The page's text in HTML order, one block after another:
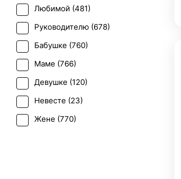
Пасха (41
Первое свидание (762
Последний звонок (
Рождение ребенка (
Рождество (107
Свадьба (13)
Татьянин день (
Любимой (481)
Руководителю (678)
Бабушке (760)
Маме (766)
Девушке (120)
Невесте (23)
Жене (770)